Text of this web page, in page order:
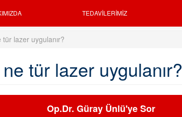
TEDAVILERIMIZ
lazer uygulanır?
tür lazer uygulanır?
Op.Dr. Güray Ünlü'ye Sor